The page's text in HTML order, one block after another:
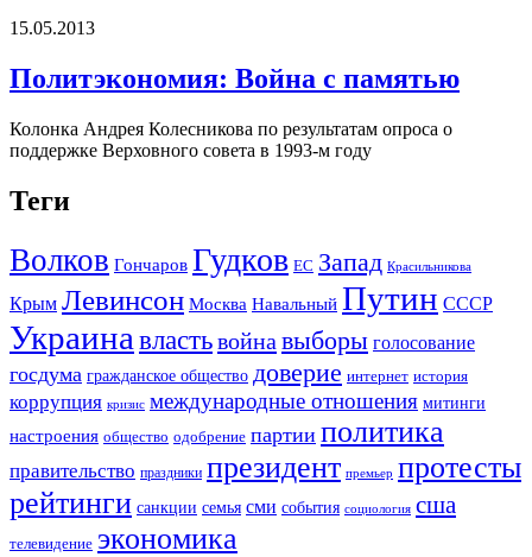
15.05.2013
Политэкономия: Война с памятью
Колонка Андрея Колесникова по результатам опроса о
поддержке Верховного совета в 1993-м году
Теги
Волков Гончаров Гудков ЕС Запад Красильникова
Крым Левинсон Москва Навальный Путин СССР
Украина властьвойна выборы голосование
госдума гражданское общество доверие интернет история
коррупция кризис международные отношения митинги
настроения общество одобрение партии политика
правительство праздники президент премьер протесты
рейтинги санкции семья сми события социология сша
телевидение экономика